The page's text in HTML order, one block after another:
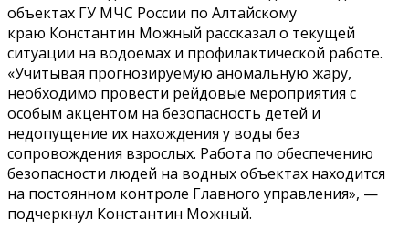
объектах ГУ МЧС России по Алтайскому
краю Константин Можный рассказал о текущей
ситуации на водоемах и профилактической работе.
«Учитывая прогнозируемую аномальную жару,
необходимо провести рейдовые мероприятия с
особым акцентом на безопасность детей и
недопущение их нахождения у воды без
сопровождения взрослых. Работа по обеспечению
безопасности людей на водных объектах находится
на постоянном контроле Главного управления», —
подчеркнул Константин Можный.